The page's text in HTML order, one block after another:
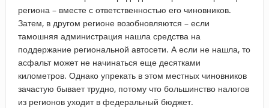
региона – вместе с ответственностью его чиновников.
Затем, в другом регионе возобновляются – если
тамошняя администрация нашла средства на
поддержание региональной автосети. А если не нашла, то
асфальт может не начинаться еще десятками
километров. Однако упрекать в этом местных чиновников
зачастую бывает трудно, потому что большинство налогов
из регионов уходит в федеральный бюджет.